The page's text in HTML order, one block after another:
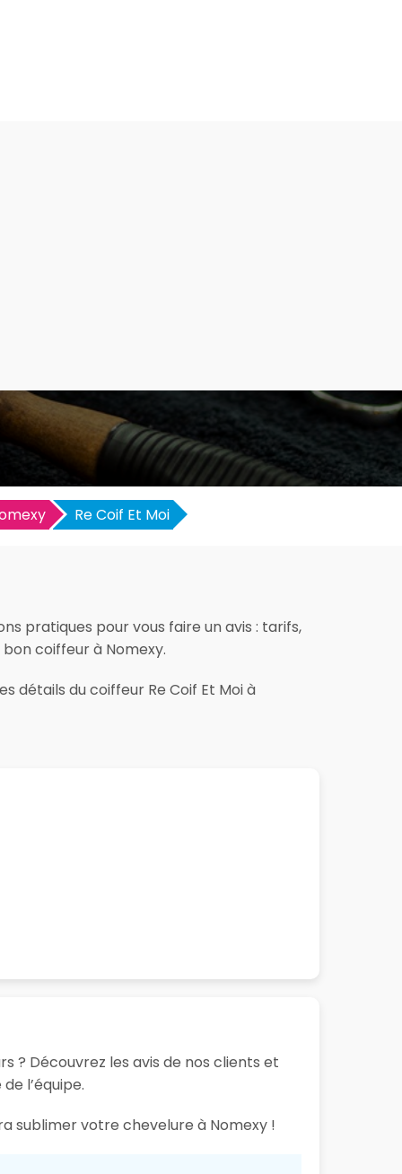
Re Coif Et Moi
pratiques pour vous faire un avis : tarifs,
coiffeur à Nomexy.
détails du coiffeur Re Coif Et Moi à
? Découvrez les avis de nos clients et
l’équipe.
sublimer votre chevelure à Nomexy !